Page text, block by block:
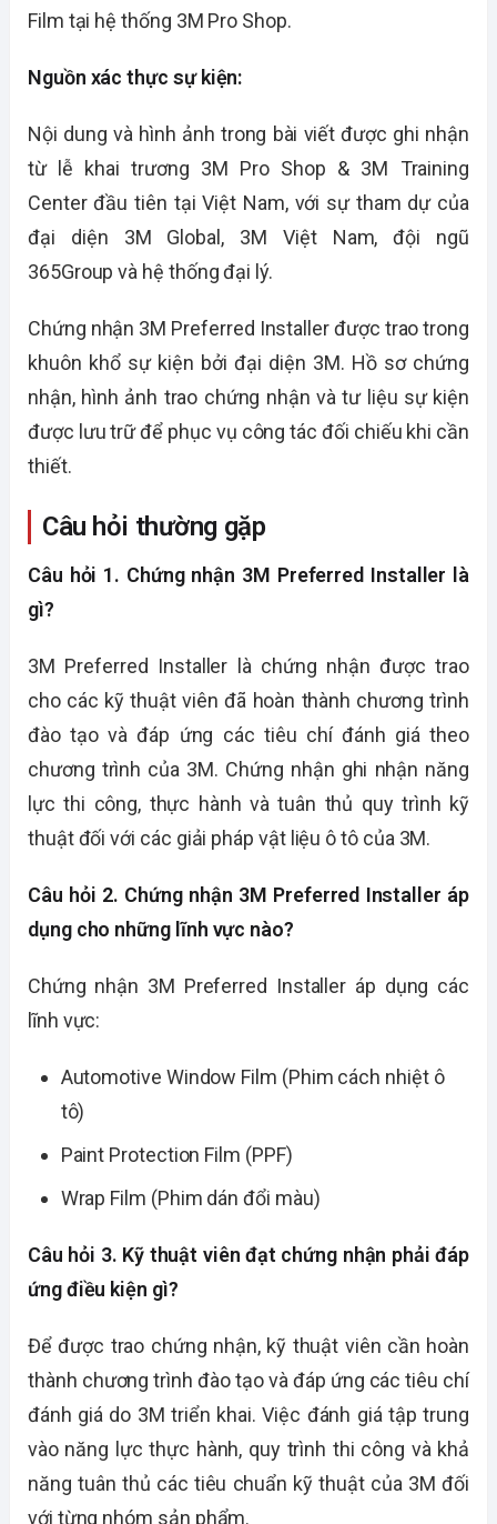
Film tại hệ thống 3M Pro Shop.
Nguồn xác thực sự kiện:
Nội dung và hình ảnh trong bài viết được ghi nhận
từ lễ khai trương 3M Pro Shop & 3M Training
Center đầu tiên tại Việt Nam, với sự tham dự của
đại diện 3M Global, 3M Việt Nam, đội ngũ
365Group và hệ thống đại lý.
Chứng nhận 3M Preferred Installer được trao trong
khuôn khổ sự kiện bởi đại diện 3M. Hồ sơ chứng
nhận, hình ảnh trao chứng nhận và tư liệu sự kiện
được lưu trữ để phục vụ công tác đối chiếu khi cần
thiết.
Câu hỏi thường gặp
Câu hỏi 1. Chứng nhận 3M Preferred Installer là
gì?
3M Preferred Installer là chứng nhận được trao
cho các kỹ thuật viên đã hoàn thành chương trình
đào tạo và đáp ứng các tiêu chí đánh giá theo
chương trình của 3M. Chứng nhận ghi nhận năng
lực thi công, thực hành và tuân thủ quy trình kỹ
thuật đối với các giải pháp vật liệu ô tô của 3M.
Câu hỏi 2. Chứng nhận 3M Preferred Installer áp
dụng cho những lĩnh vực nào?
Chứng nhận 3M Preferred Installer áp dụng các
lĩnh vực:
Automotive Window Film (Phim cách nhiệt ô
tô)
Paint Protection Film (PPF)
Wrap Film (Phim dán đổi màu)
Câu hỏi 3. Kỹ thuật viên đạt chứng nhận phải đáp
ứng điều kiện gì?
Để được trao chứng nhận, kỹ thuật viên cần hoàn
thành chương trình đào tạo và đáp ứng các tiêu chí
đánh giá do 3M triển khai. Việc đánh giá tập trung
vào năng lực thực hành, quy trình thi công và khả
năng tuân thủ các tiêu chuẩn kỹ thuật của 3M đối
với từng nhóm sản phẩm.